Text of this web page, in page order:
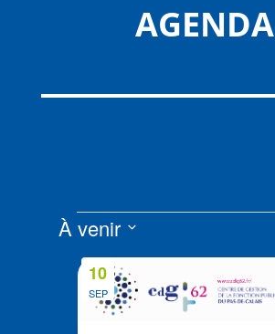
AGENDA
Évènements
À venir
List
events
SEP
10